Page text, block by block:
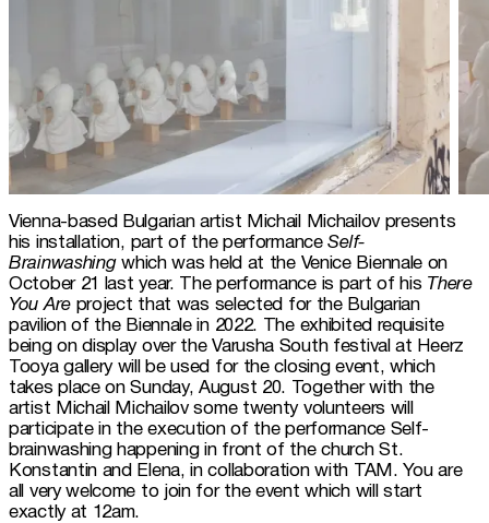
Vienna-based Bulgarian artist Michail Michailov presents
his installation, part of the performance Self-
Brainwashing which was held at the Venice Biennale on
October 21 last year. The performance is part of his There
You Are project that was selected for the Bulgarian
pavilion of the Biennale in 2022. The exhibited requisite
being on display over the Varusha South festival at Heerz
Tooya gallery will be used for the closing event, which
takes place on Sunday, August 20. Together with the
artist Michail Michailov some twenty volunteers will
participate in the execution of the performance Self-
brainwashing happening in front of the church St.
Konstantin and Elena, in collaboration with TAM. You are
all very welcome to join for the event which will start
exactly at 12am.